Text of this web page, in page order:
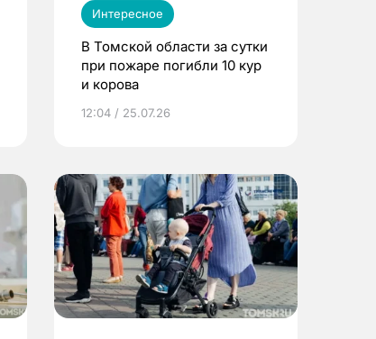
Интересное
В Томской области за сутки
при пожаре погибли 10 кур
и корова
12:04 / 25.07.26